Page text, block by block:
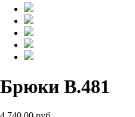
Брюки B.481